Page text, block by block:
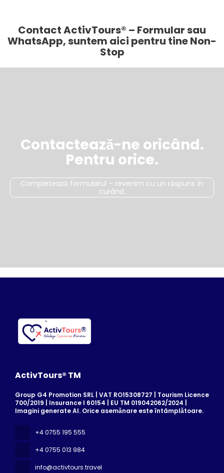
Contact ActivTours® – Formular sau
WhatsApp, suntem aici pentru tine Non-
Stop
Contactează-ne oricând.
Pentru orice.
Completează formularul – revenim cu un răspuns în
curând.
ActivTours® TM
Group G4 Promotion SRL | VAT RO15308727 | Tourism Licence
700/2019 | Insurance I 60154 | EU TM 019042062/2024 |
Imagini generate AI. Orice asemănare este întâmplătoare.
+4 0755 195 555
+4 0755 013 984
info@activtours.travel